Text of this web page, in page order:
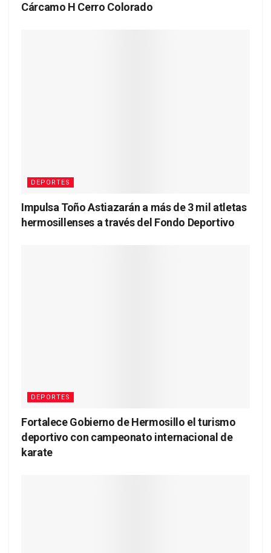
Cárcamo H Cerro Colorado
DEPORTES
Impulsa Toño Astiazarán a más de 3 mil atletas
hermosillenses a través del Fondo Deportivo
DEPORTES
Fortalece Gobierno de Hermosillo el turismo
deportivo con campeonato internacional de
karate